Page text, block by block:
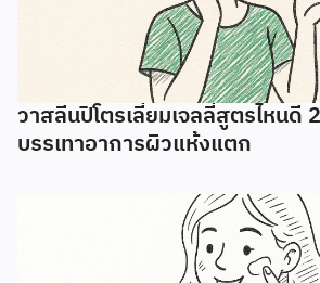
วาสลีนปิโตรเลี่ยมเจลลี่สูตรไหนดี
บรรเทาอาการผิวแห้งแตก